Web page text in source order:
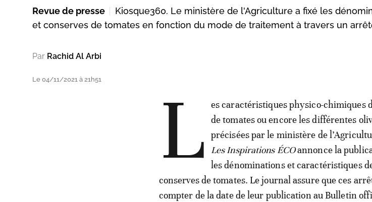
Revue de presse
Kiosque360. Le ministère de l'Agriculture a fixé les
et conserves de tomates en fonction du mode de traitement à travers un
Par Rachid Al Arbi
Le 04/11/2021 à 21h51 L
es caractéristiques physico-chimiques
de tomates ou encore les différentes
précisées par le ministère de
Les Inspirations ÉCOannonce la
les dénominations et caractéristiques
conserves de tomates. Le journal assure que ces
compter de la date de leur publication au Bulletin